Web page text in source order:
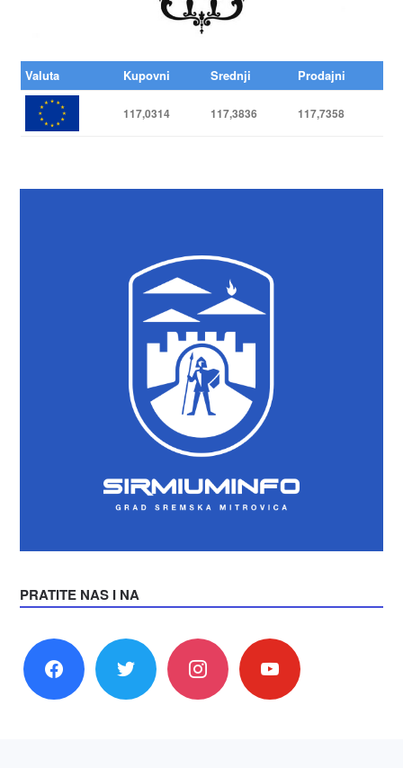
Valuta Kupovni Srednji Prodajni
117,0314 117,3836 117,7358
PRATITE NAS I NA
facebook twitter instagram youtube